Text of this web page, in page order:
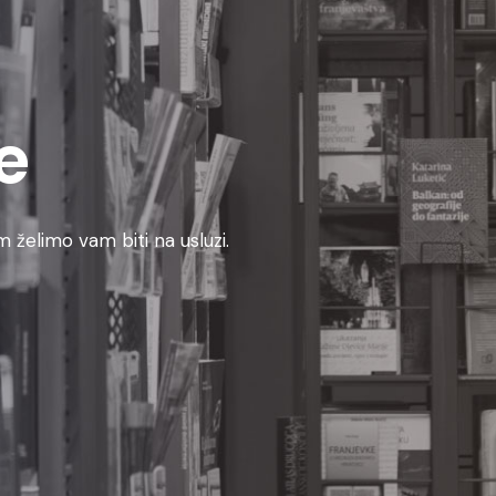
želimo vam biti na usluzi.